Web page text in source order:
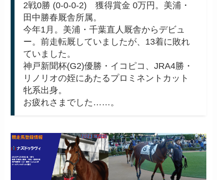
2戦0勝 (0-0-0-2) 獲得賞金 0万円。美浦・
田中勝春厩舎所属。
今年1月。美浦・千葉直人厩舎からデビュ
ー。前走転厩していましたが、13着に敗れ
ていました。
神戸新聞杯(G2)優勝・イコピコ、JRA4勝・
リノリオの姪にあたるプロミネントカット
牝系出身。
お疲れさまでした……。